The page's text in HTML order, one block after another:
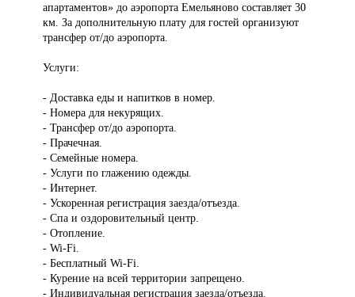
апартаментов» до аэропорта Емельяново составляет 30
км. За дополнительную плату для гостей организуют
трансфер от/до аэропорта.
Услуги:
- Доставка еды и напитков в номер.
- Номера для некурящих.
- Трансфер от/до аэропорта.
- Прачечная.
- Семейные номера.
- Услуги по глажению одежды.
- Интернет.
- Ускоренная регистрация заезда/отъезда.
- Спа и оздоровительный центр.
- Отопление.
- Wi-Fi.
- Бесплатный Wi-Fi.
- Курение на всей территории запрещено.
- Индивидуальная регистрация заезда/отъезда.